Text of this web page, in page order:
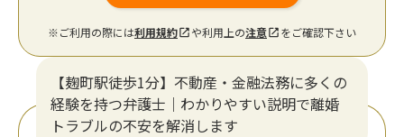
※ご利用の際には利用規約 や利用上の注意 をご確認下さい
【麹町駅徒歩1分】不動産・金融法務に多くの
経験を持つ弁護士｜わかりやすい説明で離婚
トラブルの不安を解消します